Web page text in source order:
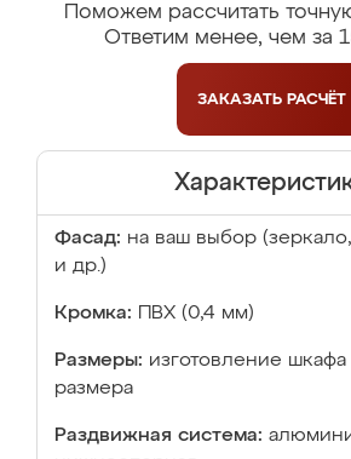
Поможем рассчитать
Ответим менее, чем за
ЗАКАЗАТЬ РАСЧЁТ
Фасад: на ваш выбор
и др.)
Кромка: ПВХ (0,4 мм)
Размеры: изготовление
размера
Раздвижная система: